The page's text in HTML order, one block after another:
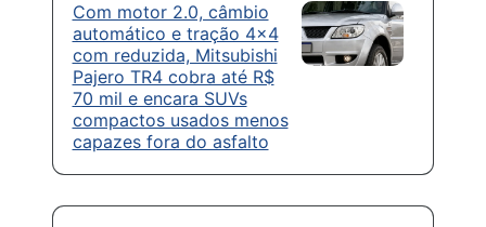
Com motor 2.0, câmbio
automático e tração 4×4
com reduzida, Mitsubishi
Pajero TR4 cobra até R$
70 mil e encara SUVs
compactos usados menos
capazes fora do asfalto